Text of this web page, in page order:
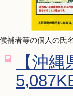
候補者等の個人の氏
【沖